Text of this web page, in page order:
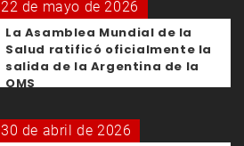
22 de mayo de 2026
La Asamblea Mundial de la
Salud ratificó oficialmente la
salida de la Argentina de la
OMS
30 de abril de 2026